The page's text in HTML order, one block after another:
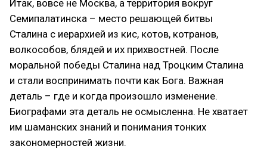
Итак, вовсе не Москва, а территория вокруг
Семипалатинска – место решающей битвы
Сталина с иерархией из кис, котов, котранов,
волкособов, блядей и их прихвостней. После
моральной победы Сталина над Троцким Сталина
и стали воспринимать почти как Бога. Важная
деталь – где и когда произошло изменение.
Биографами эта деталь не осмысленна. Не хватает
им шаманских знаний и понимания тонких
закономерностей жизни.